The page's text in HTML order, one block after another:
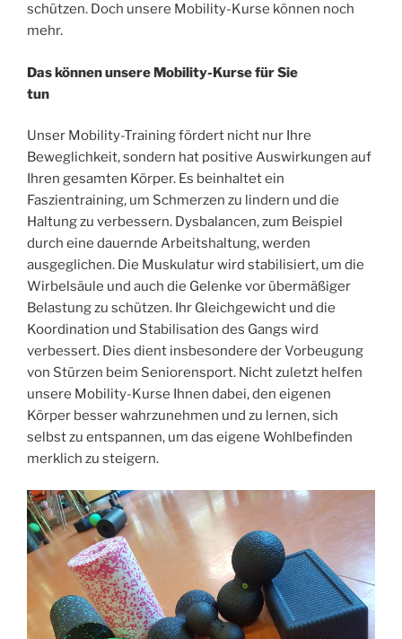
schützen. Doch unsere Mobility-Kurse können noch
mehr.
Das können unsere Mobility-Kurse für Sie
tun
Unser Mobility-Training fördert nicht nur Ihre
Beweglichkeit, sondern hat positive Auswirkungen auf
Ihren gesamten Körper. Es beinhaltet ein
Faszientraining, um Schmerzen zu lindern und die
Haltung zu verbessern. Dysbalancen, zum Beispiel
durch eine dauernde Arbeitshaltung, werden
ausgeglichen. Die Muskulatur wird stabilisiert, um die
Wirbelsäule und auch die Gelenke vor übermäßiger
Belastung zu schützen. Ihr Gleichgewicht und die
Koordination und Stabilisation des Gangs wird
verbessert. Dies dient insbesondere der Vorbeugung
von Stürzen beim Seniorensport. Nicht zuletzt helfen
unsere Mobility-Kurse Ihnen dabei, den eigenen
Körper besser wahrzunehmen und zu lernen, sich
selbst zu entspannen, um das eigene Wohlbefinden
merklich zu steigern.